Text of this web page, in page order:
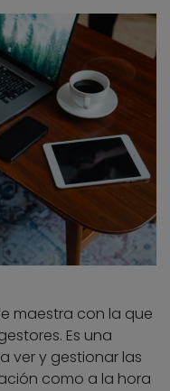
maestra con la que
Es una
ver y gestionar las
como a la hora